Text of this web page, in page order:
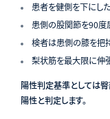
患者を健側を下にし
患側の股関節を90度
検者は患側の膝を把
梨状筋を最大限に伸
陽性判定基準としては
陽性と判定します。